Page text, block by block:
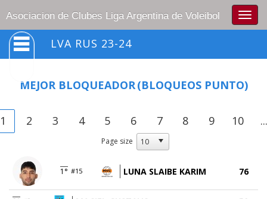
Asociacion de Clubes Liga Argentina de Voleibol
LVA RUS 23-24
MEJOR BLOQUEADOR(BLOQUEOS PUNTO)
1 2 3 4 5 6 7 8 9 10 ...
Page size
1° #15 LUNA SLAIBE KARIM 76